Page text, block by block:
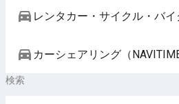
レンタカー・サイクル・バイ
カーシェアリング（NAVITIME
検索